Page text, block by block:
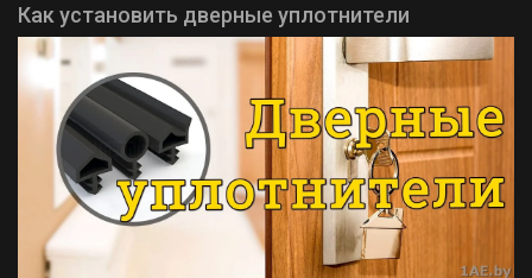
Как установить дверные уплотнители